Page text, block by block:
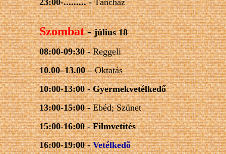
23:00-......... -Táncház
Szombat-július 18
08:00-09:30 -Reggeli
10.00–13.00 –Oktatás
10:00-13:00 -Gyermekvetélkedő
13:00-15:00 -Ebéd; Szünet
15:00-16:00 -Filmvetítés
16:00-19:00 -Vetélkedõ